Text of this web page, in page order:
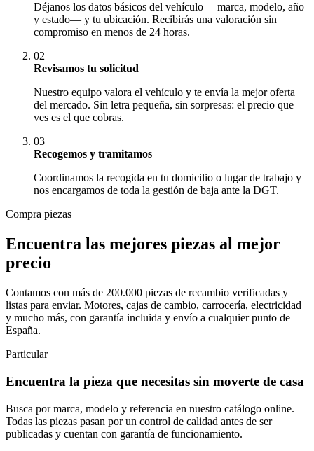
Déjanos los datos básicos del vehículo —marca, modelo, año
y estado— y tu ubicación. Recibirás una valoración sin
compromiso en menos de 24 horas.
02
Revisamos tu solicitud
Nuestro equipo valora el vehículo y te envía la mejor oferta
del mercado. Sin letra pequeña, sin sorpresas: el precio que
ves es el que cobras.
03
Recogemos y tramitamos
Coordinamos la recogida en tu domicilio o lugar de trabajo y
nos encargamos de toda la gestión de baja ante la DGT.
Compra piezas
Encuentra las mejores piezas al mejor
precio
Contamos con más de 200.000 piezas de recambio verificadas y
listas para enviar. Motores, cajas de cambio, carrocería, electricidad
y mucho más, con garantía incluida y envío a cualquier punto de
España.
Particular
Encuentra la pieza que necesitas sin moverte de casa
Busca por marca, modelo y referencia en nuestro catálogo online.
Todas las piezas pasan por un control de calidad antes de ser
publicadas y cuentan con garantía de funcionamiento.